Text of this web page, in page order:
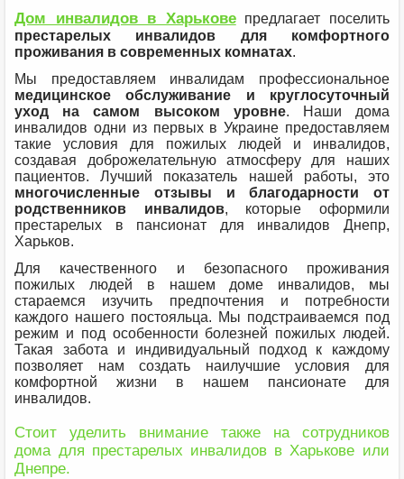
Дом инвалидов в Харьковепредлагает поселить
престарелых инвалидов для комфортного
проживания в современных комнатах.
Мы предоставляем инвалидам профессиональное
медицинское обслуживание и круглосуточный
уход на самом высоком уровне. Наши дома
инвалидов одни из первых в Украине предоставляем
такие условия для пожилых людей и инвалидов,
создавая доброжелательную атмосферу для наших
пациентов. Лучший показатель нашей работы, это
многочисленные отзывы и благодарности от
родственников инвалидов, которые оформили
престарелых в пансионат для инвалидов Днепр,
Харьков.
Для качественного и безопасного проживания
пожилых людей в нашем доме инвалидов, мы
стараемся изучить предпочтения и потребности
каждого нашего постояльца. Мы подстраиваемся под
режим и под особенности болезней пожилых людей.
Такая забота и индивидуальный подход к каждому
позволяет нам создать наилучшие условия для
комфортной жизни в нашем пансионате для
инвалидов.
Стоит уделить внимание также на сотрудников
дома для престарелых инвалидов в Харькове или
Днепре.